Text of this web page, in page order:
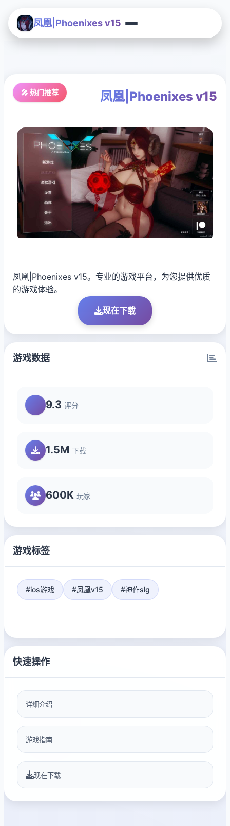
凤凰|Phoenixes v15
🎤 热门推荐 凤凰|Phoenixes v15
凤凰|Phoenixes v15。专业的游戏平台，为您提供优质
的游戏体验。
现在下载
游戏数据
9.3 评分
1.5M 下载
600K 玩家
游戏标签
#ios游戏 #凤凰v15 #神作slg
快速操作
详细介绍
游戏指南
现在下载